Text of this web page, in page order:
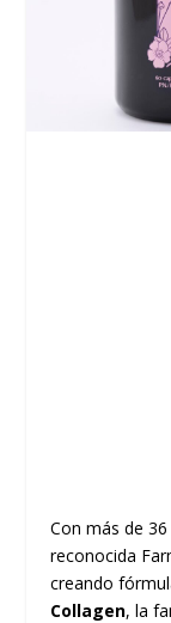
Con más de
reconocida
creando
Collagen, la